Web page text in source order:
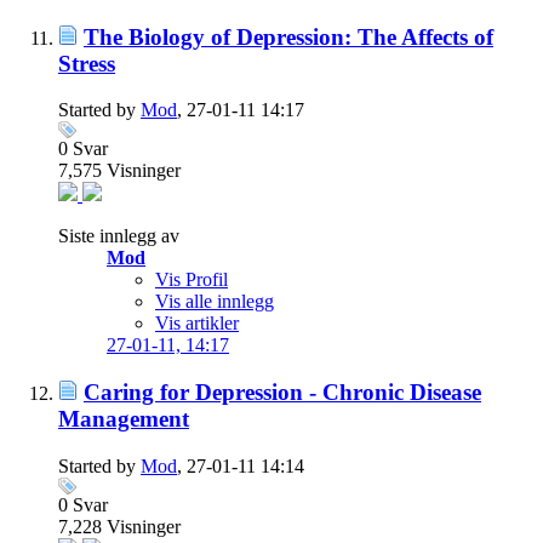
The Biology of Depression: The Affects of
Stress
Started by Mod, 27-01-11 14:17
0 Svar
7,575 Visninger
Siste innlegg av
Mod
Vis Profil
Vis alle innlegg
Vis artikler
27-01-11, 14:17
Caring for Depression - Chronic Disease
Management
Started by Mod, 27-01-11 14:14
0 Svar
7,228 Visninger